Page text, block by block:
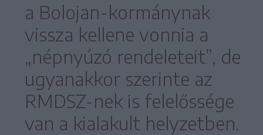
a Bolojan-kormánynak
vissza kellene vonnia a
„népnyúzó rendeleteit”, de
ugyanakkor szerinte az
RMDSZ-nek is felelőssége
van a kialakult helyzetben.